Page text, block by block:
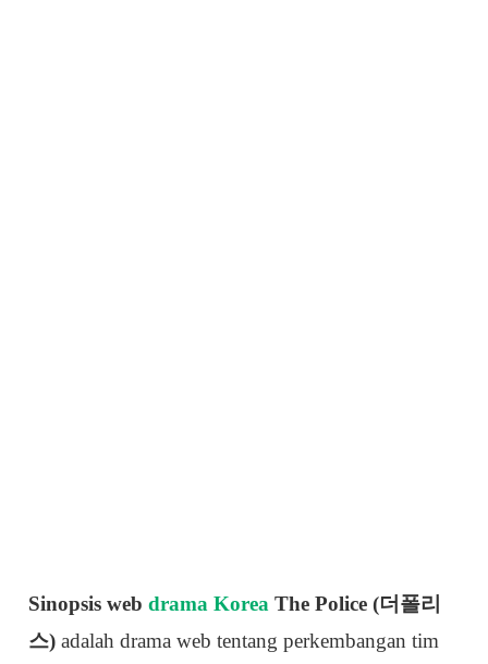
Sinopsis webdrama Korea The Police (더폴리
스)adalah drama web tentang perkembangan tim